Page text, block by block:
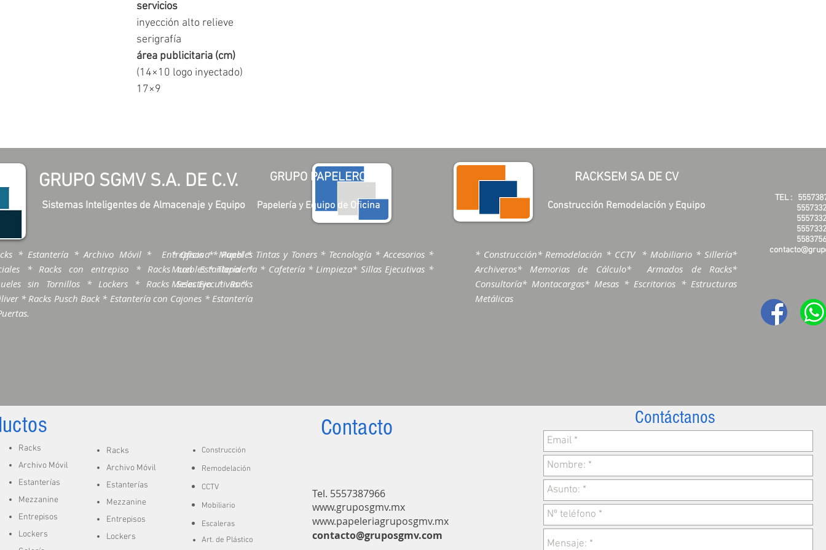
servicios
inyección alto relieve
serigrafía
área publicitaria (cm)
(14×10 logo inyectado)
17×9
GRUPO SGMV S.A. DE C.V.
Sistemas Inteligentes de Almacenaje y Equipo
* Estantería * Archivo Móvil * Entrepisos * Muebles
* Racks con entrepiso * Racks con Estantería *
sin Tornillos * Lockers * Racks Selectivo * Racks
* Racks Pusch Back * Estantería con Cajones * Estantería
GRUPO PAPELERO
Papelería y Equipo de Oficina
* Oficina * Papel * Tintas y Toners * Tecnología * Accesorios *
Muebles * Tlapalería * Cafetería * Limpieza* Sillas Ejecutivas *
Mesas Ejecutivas *
RACKSEM SA DE CV
Construcción Remodelación y Equipo
* Construcción* Remodelación * CCTV * Mobiliario * Sillería*
Archiveros* Memorias de Cálculo* Armados de Racks*
Consultoría* Montacargas* Mesas * Escritorios * Estructuras
Metálicas
TEL :
Racks
Archivo Móvil
Estanterías
Mezzanine
Entrepisos
Lockers
Racks
Archivo Móvil
Estanterías
Mezzanine
Entrepisos
Lockers
Construcción
Remodelación
CCTV
Mobiliario
Escaleras
Art. de Plástico
Contacto
Tel. 5557387966
www.gruposgmv.mx
www.papeleriagruposgmv.mx
contacto@gruposgmv.com
Contáctanos